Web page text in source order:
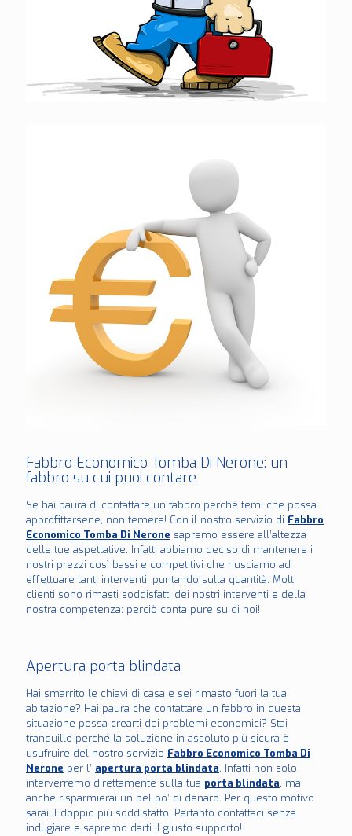
Fabbro Economico Tomba Di Nerone: un
fabbro su cui puoi contare
Se hai paura di contattare un fabbro perché temi che possa
approfittarsene, non temere! Con il nostro servizio di Fabbro
Economico Tomba Di Nerone sapremo essere all’altezza
delle tue aspettative. Infatti abbiamo deciso di mantenere i
nostri prezzi così bassi e competitivi che riusciamo ad
effettuare tanti interventi, puntando sulla quantità. Molti
clienti sono rimasti soddisfatti dei nostri interventi e della
nostra competenza: perciò conta pure su di noi!
Apertura porta blindata
Hai smarrito le chiavi di casa e sei rimasto fuori la tua
abitazione? Hai paura che contattare un fabbro in questa
situazione possa crearti dei problemi economici? Stai
tranquillo perché la soluzione in assoluto più sicura è
usufruire del nostro servizio Fabbro Economico Tomba Di
Nerone per l’ apertura porta blindata. Infatti non solo
interverremo direttamente sulla tua porta blindata, ma
anche risparmierai un bel po’ di denaro. Per questo motivo
sarai il doppio più soddisfatto. Pertanto contattaci senza
indugiare e sapremo darti il giusto supporto!